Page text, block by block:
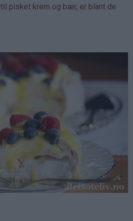
pisket krem og bær, er blant de